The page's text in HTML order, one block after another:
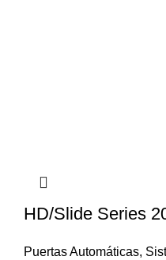
HD/Slide Series
Puertas Automáticas,